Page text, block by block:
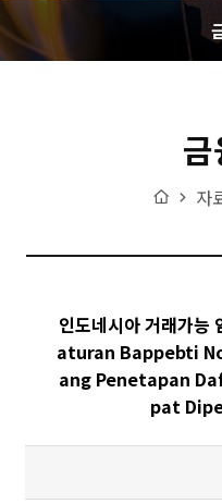
Home
자
인도네시아 거래가능
aturan Bappebti
ang Penetapan
pat